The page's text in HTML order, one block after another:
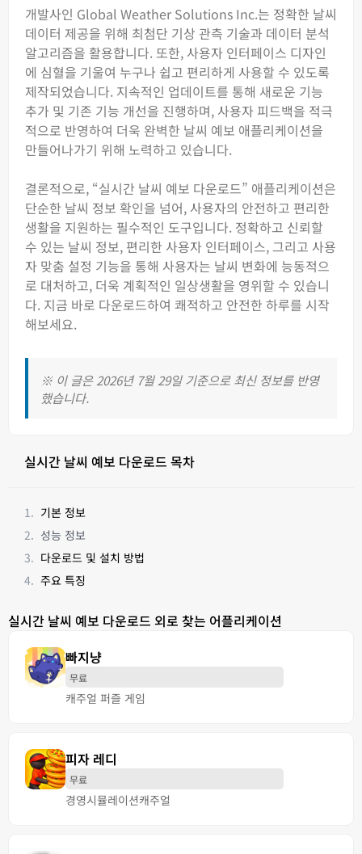
개발사인 Global Weather Solutions Inc.는 정확한 날씨
데이터 제공을 위해 최첨단 기상 관측 기술과 데이터 분석
알고리즘을 활용합니다. 또한, 사용자 인터페이스 디자인
에 심혈을 기울여 누구나 쉽고 편리하게 사용할 수 있도록
제작되었습니다. 지속적인 업데이트를 통해 새로운 기능
추가 및 기존 기능 개선을 진행하며, 사용자 피드백을 적극
적으로 반영하여 더욱 완벽한 날씨 예보 애플리케이션을
만들어나가기 위해 노력하고 있습니다.
결론적으로, “실시간 날씨 예보 다운로드” 애플리케이션은
단순한 날씨 정보 확인을 넘어, 사용자의 안전하고 편리한
생활을 지원하는 필수적인 도구입니다. 정확하고 신뢰할
수 있는 날씨 정보, 편리한 사용자 인터페이스, 그리고 사용
자 맞춤 설정 기능을 통해 사용자는 날씨 변화에 능동적으
로 대처하고, 더욱 계획적인 일상생활을 영위할 수 있습니
다. 지금 바로 다운로드하여 쾌적하고 안전한 하루를 시작
해보세요.
※ 이 글은 2026년 7월 29일 기준으로 최신 정보를 반영
했습니다.
실시간 날씨 예보 다운로드 목차
기본 정보
성능 정보
다운로드 및 설치 방법
주요 특징
실시간 날씨 예보 다운로드 외로 찾는 어플리케이션
빠지냥
무료
캐주얼 퍼즐 게임
피자 레디
무료
경영시뮬레이션캐주얼